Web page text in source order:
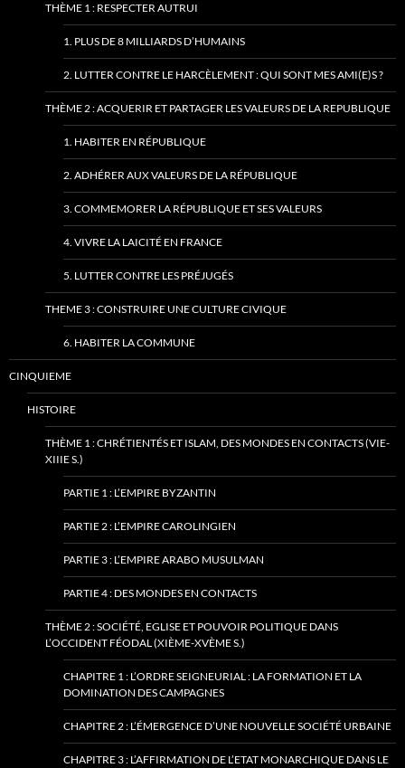
THÈME 1 : RESPECTER AUTRUI
1. PLUS DE 8 MILLIARDS D’HUMAINS
2. LUTTER CONTRE LE HARCÈLEMENT : QUI SONT MES AMI(E)S ?
THÈME 2 : ACQUERIR ET PARTAGER LES VALEURS DE LA REPUBLIQUE
1. HABITER EN RÉPUBLIQUE
2. ADHÉRER AUX VALEURS DE LA RÉPUBLIQUE
3. COMMEMORER LA RÉPUBLIQUE ET SES VALEURS
4. VIVRE LA LAICITÉ EN FRANCE
5. LUTTER CONTRE LES PRÉJUGÉS
THEME 3 : CONSTRUIRE UNE CULTURE CIVIQUE
6. HABITER LA COMMUNE
CINQUIEME
HISTOIRE
THÈME 1 : CHRÉTIENTÉS ET ISLAM, DES MONDES EN CONTACTS (VIE-
XIIIE S.)
PARTIE 1 : L’EMPIRE BYZANTIN
PARTIE 2 : L’EMPIRE CAROLINGIEN
PARTIE 3 : L’EMPIRE ARABO MUSULMAN
PARTIE 4 : DES MONDES EN CONTACTS
THÈME 2 : SOCIÉTÉ, EGLISE ET POUVOIR POLITIQUE DANS
L’OCCIDENT FÉODAL (XIÈME-XVÈME S.)
CHAPITRE 1 : L’ORDRE SEIGNEURIAL : LA FORMATION ET LA
DOMINATION DES CAMPAGNES
CHAPITRE 2 : L’ÉMERGENCE D’UNE NOUVELLE SOCIÉTÉ URBAINE
CHAPITRE 3 : L’AFFIRMATION DE L’ETAT MONARCHIQUE DANS LE